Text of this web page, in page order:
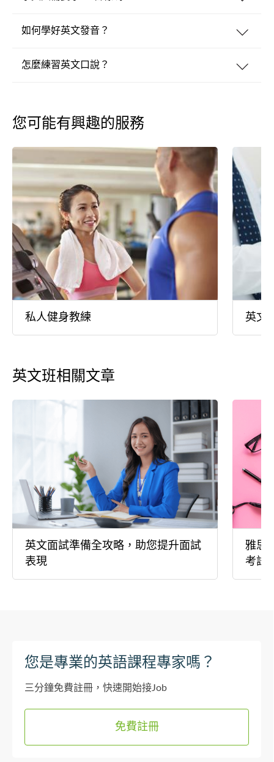
如何學好英文發音？
怎麼練習英文口說？
您可能有興趣的服務
私人健身教練 英文
英文班相關文章
英文面試準備全攻略，助您提升面試
表現
雅思
考試
您是專業的英語課程專家嗎？
三分鐘免費註冊，快速開始接Job
免費註冊